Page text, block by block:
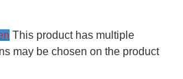
This product has multiple
may be chosen on the product